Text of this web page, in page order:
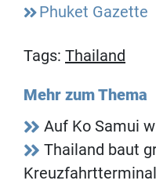
Phuket Gazette
Tags: Thailand
Mehr zum Thema
Auf Ko Samui
Thailand baut